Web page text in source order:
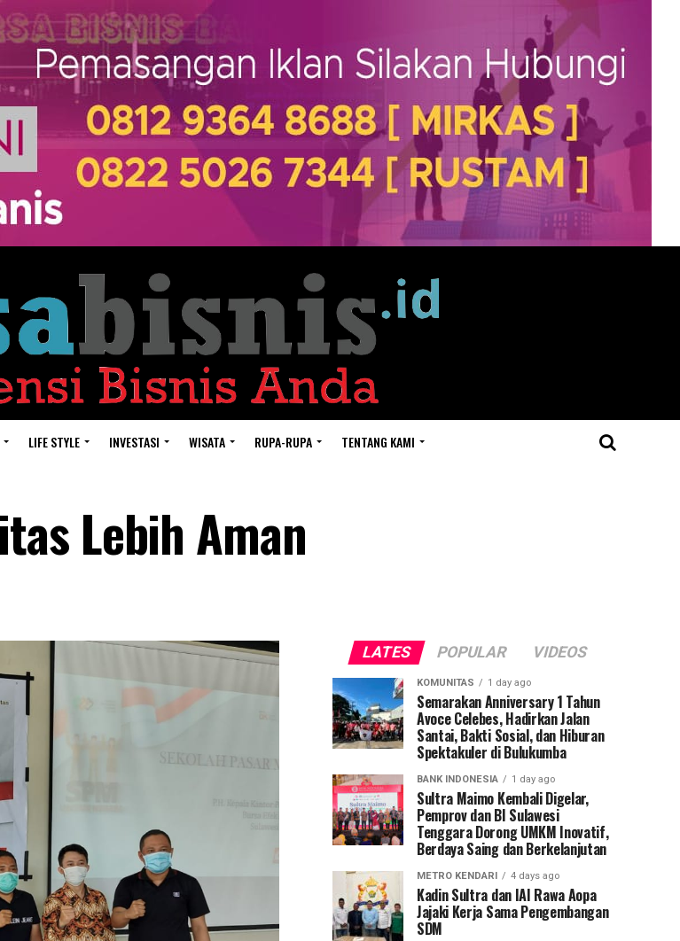
LIFE STYLE INVESTASI WISATA RUPA-RUPA TENTANG KAMI
Lebih Aman
LATES POPULAR VIDEOS
KOMUNITAS 1 day ago
Semarakan Anniversary 1 Tahun
Avoce Celebes, Hadirkan Jalan
Santai, Bakti Sosial, dan Hiburan
Spektakuler di Bulukumba
BANK INDONESIA 1 day ago
Sultra Maimo Kembali Digelar,
Pemprov dan BI Sulawesi
Tenggara Dorong UMKM Inovatif,
Berdaya Saing dan Berkelanjutan
METRO KENDARI 4 days ago
Kadin Sultra dan IAI Rawa Aopa
Jajaki Kerja Sama Pengembangan
SDM